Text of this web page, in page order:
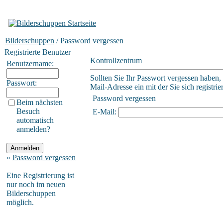
Bilderschuppen / Password vergessen
Registrierte Benutzer
Benutzername:
Passwort:
Beim nächsten
Besuch
automatisch
anmelden?
» Password vergessen
Eine Registrierung ist
nur noch im neuen
Bilderschuppen
möglich.
Kontrollzentrum
Sollten Sie Ihr Passwort vergessen
Mail-Adresse ein mit der Sie sich
Password vergessen
E-Mail: